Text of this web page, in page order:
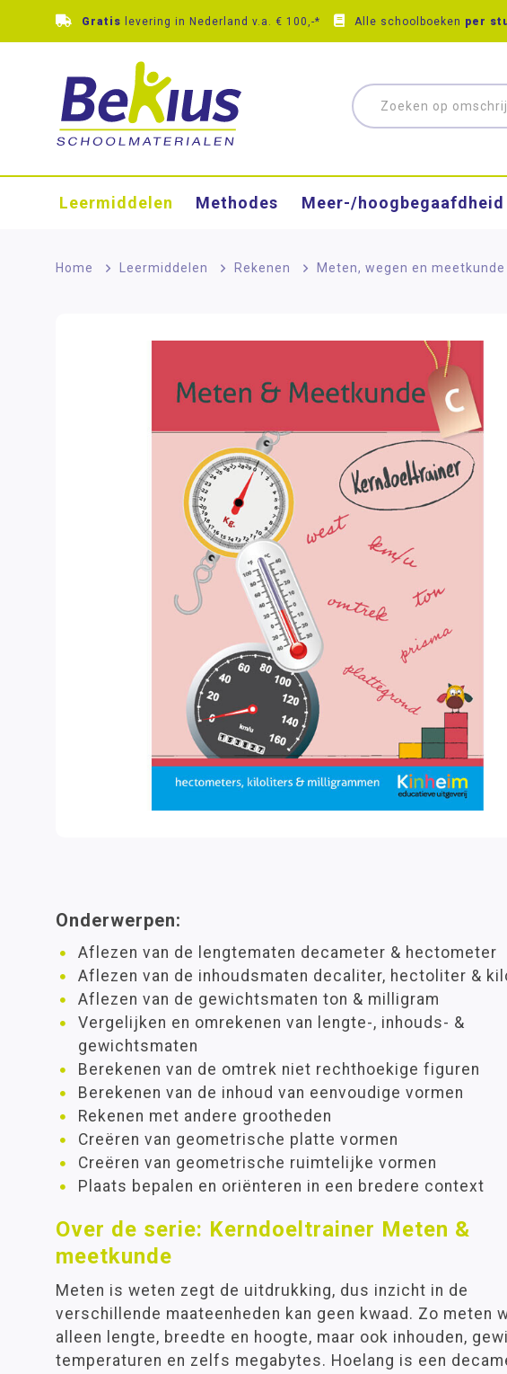
Gratis levering in Nederland v.a. € 100,-* Alle schoolboeken per
Leermiddelen Methodes Meer-/hoog­begaafdheid
Home > Leermiddelen > Rekenen > Meten, wegen en meetkunde
Onderwerpen:
Aflezen van de lengtematen decameter & hectometer
Aflezen van de inhoudsmaten decaliter, hectoliter &
Aflezen van de gewichtsmaten ton & milligram
Vergelijken en omrekenen van lengte-, inhouds- &
gewichtsmaten
Berekenen van de omtrek niet rechthoekige figuren
Berekenen van de inhoud van eenvoudige vormen
Rekenen met andere grootheden
Creëren van geometrische platte vormen
Creëren van geometrische ruimtelijke vormen
Plaats bepalen en oriënteren in een bredere context
Over de serie: Kerndoeltrainer Meten &
meetkunde
Meten is weten zegt de uitdrukking, dus inzicht in de
verschillende maateenheden kan geen kwaad. Zo meten
alleen lengte, breedte en hoogte, maar ook inhouden,
temperaturen en zelfs megabytes. Hoelang is een